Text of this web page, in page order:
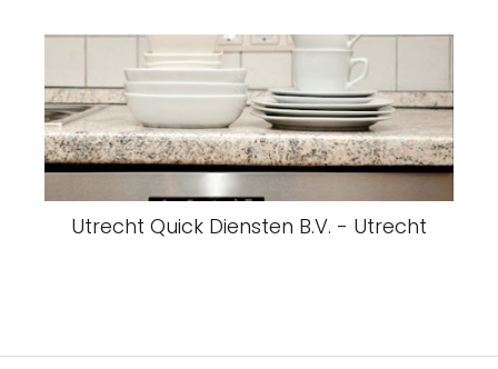
Utrecht Quick Diensten B.V. - Utrecht